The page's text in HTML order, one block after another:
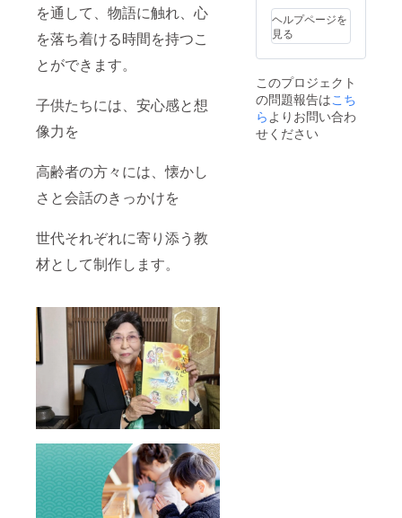
を通して、物語に触れ、心
を落ち着ける時間を持つこ
とができます。
子供たちには、安心感と想
像力を
高齢者の方々には、懐かし
さと会話のきっかけを
世代それぞれに寄り添う教
材として制作します。
ヘルプページを
見る
このプロジェクト
の問題報告はこち
ら よりお問い合わ
せください